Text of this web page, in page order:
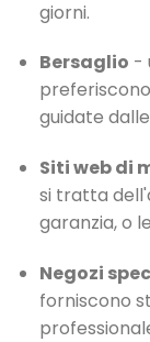
giorni.
Bersaglio -
guidate
Siti web di
si tratta
garanzia, o
Negozi
forniscono